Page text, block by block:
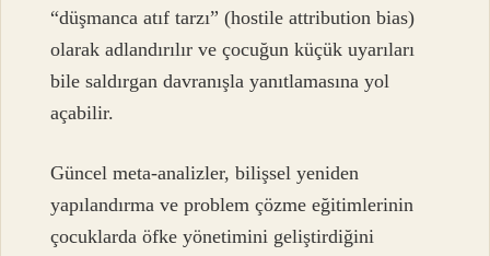
“düşmanca atıf tarzı” (hostile attribution bias)
olarak adlandırılır ve çocuğun küçük uyarıları
bile saldırgan davranışla yanıtlamasına yol
açabilir.
Güncel meta-analizler, bilişsel yeniden
yapılandırma ve problem çözme eğitimlerinin
çocuklarda öfke yönetimini geliştirdiğini